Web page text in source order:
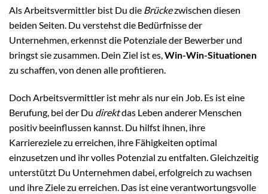
Als Arbeitsvermittler bist Du die Brückezwischen diesen
beiden Seiten. Du verstehst die Bedürfnisse der
Unternehmen, erkennst die Potenziale der Bewerber und
bringst sie zusammen. Dein Ziel ist es,Win-Win-Situationen
zu schaffen, von denen alle profitieren.
Doch Arbeitsvermittler ist mehr als nur ein Job. Es ist eine
Berufung, bei der Du direktdas Leben anderer Menschen
positiv beeinflussen kannst. Du hilfst ihnen, ihre
Karriereziele zu erreichen, ihre Fähigkeiten optimal
einzusetzen und ihr volles Potenzial zu entfalten. Gleichzeitig
unterstützt Du Unternehmen dabei, erfolgreich zu wachsen
und ihre Ziele zu erreichen. Das ist eine verantwortungsvolle